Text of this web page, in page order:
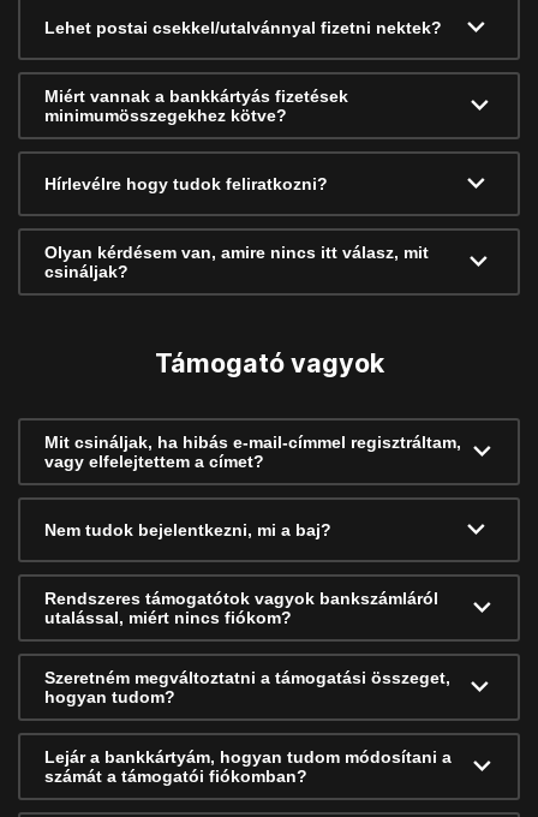
Lehet postai csekkel/utalvánnyal fizetni nektek?
Miért vannak a bankkártyás fizetések
minimumösszegekhez kötve?
Hírlevélre hogy tudok feliratkozni?
Olyan kérdésem van, amire nincs itt válasz, mit
csináljak?
Támogató vagyok
Mit csináljak, ha hibás e-mail-címmel regisztráltam,
vagy elfelejtettem a címet?
Nem tudok bejelentkezni, mi a baj?
Rendszeres támogatótok vagyok bankszámláról
utalással, miért nincs fiókom?
Szeretném megváltoztatni a támogatási összeget,
hogyan tudom?
Lejár a bankkártyám, hogyan tudom módosítani a
számát a támogatói fiókomban?